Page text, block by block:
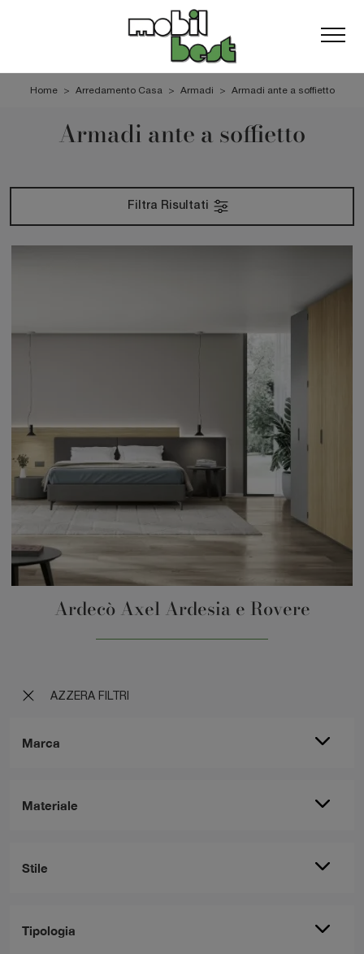
Home > Arredamento Casa > Armadi > Armadi ante a soffietto
Armadi ante a soffietto
AZZERA FILTRI
Marca
Materiale
Stile
Tipologia
Filtra Risultati
Ardecò Axel Ardesia e Rovere